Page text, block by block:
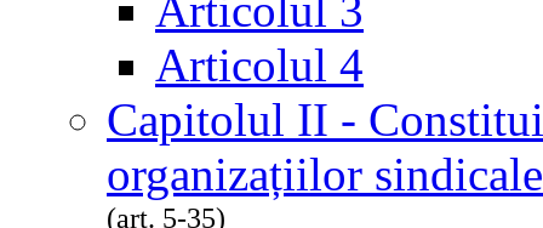
Articolul 4
Capitolul II -
organizațiilor sindicale
(art. 5-35)